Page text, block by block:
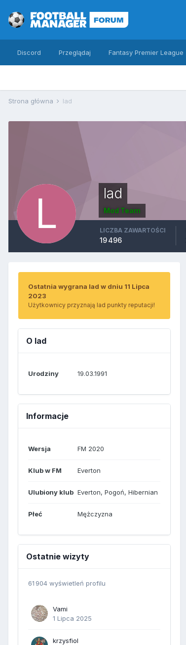
Discord Przeglądaj Fantasy Premier League
Strona główna lad
lad
Mod Team
LICZBA ZAWARTOŚCI
19 496
Ostatnia wygrana lad w dniu 11 Lipca
2023
Użytkownicy przyznają lad punkty reputacji!
O lad
Urodziny 19.03.1991
Informacje
Wersja FM 2020
Klub w FM Everton
Ulubiony klub Everton, Pogoń, Hibernian
Płeć Mężczyzna
Ostatnie wizyty
61 904 wyświetleń profilu
Vami
1 Lipca 2025
krzysfiol